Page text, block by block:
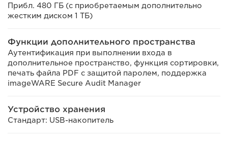
Прибл. 480 ГБ (с приобретаемым дополнительно
жестким диском 1 ТБ)
Функции дополнительного пространства
Аутентификация при выполнении входа в
дополнительное пространство, функция сортировки,
печать файла PDF с защитой паролем, поддержка
imageWARE Secure Audit Manager
Устройство хранения
Стандарт: USB-накопитель